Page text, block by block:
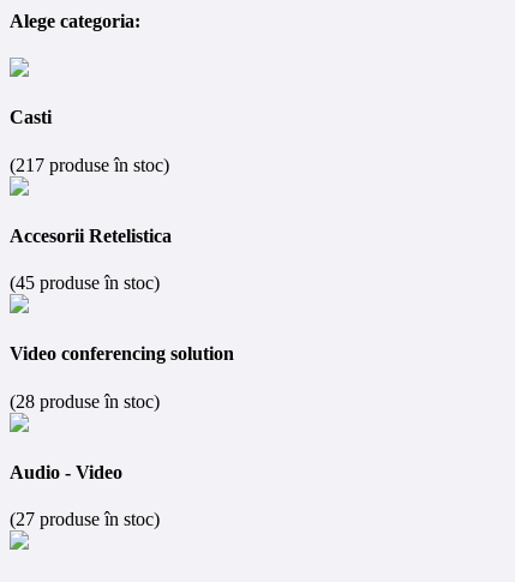
Alege categoria:
Casti
(217 produse în stoc)
Accesorii Retelistica
(45 produse în stoc)
Video conferencing solution
(28 produse în stoc)
Audio - Video
(27 produse în stoc)